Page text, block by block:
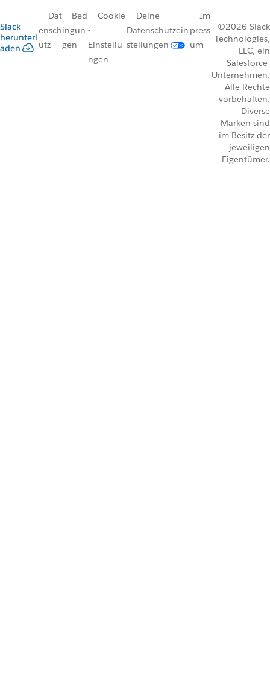
Slack
herunterl
aden
Dat
ensch
utz
Bed
ingun
gen
Cookie
-
Einstellu
ngen
Deine
Datenschutzein
stellungen
Im
press
um
©2026 Slack
Technologies,
LLC, ein
Salesforce-
Unternehmen.
Alle Rechte
vorbehalten.
Diverse
Marken sind
im Besitz der
jeweiligen
Eigentümer.